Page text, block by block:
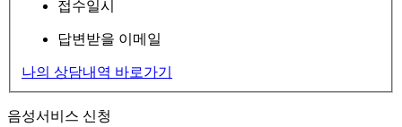
접수일시
답변받을 이메일
나의 상담내역 바로가기
음성서비스 신청